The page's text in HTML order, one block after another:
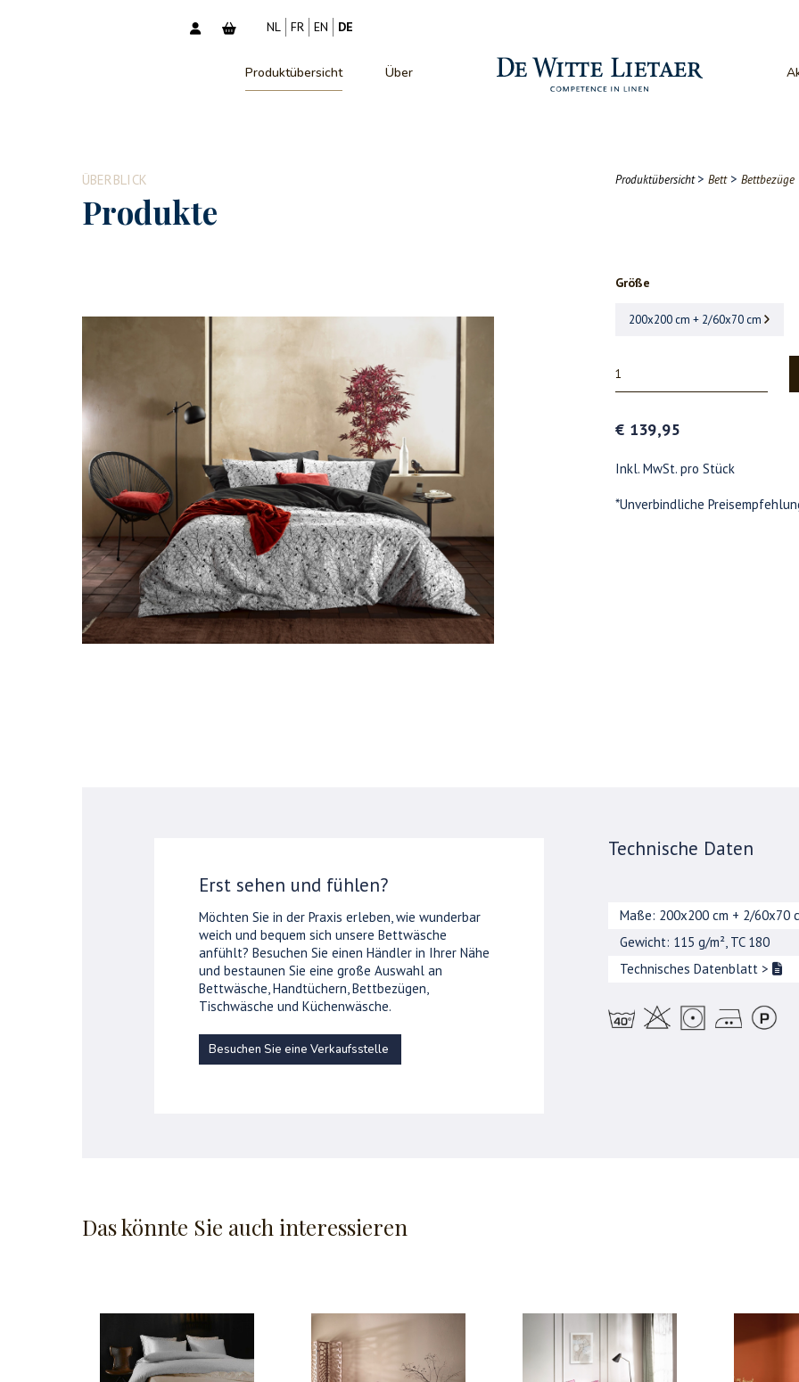
NL FR EN DE
Produktübersicht Über
ÜBERBLICK
Produkte
Produktübersicht > Bett> Bettbezüge
Größe
200x200 cm + 2/60x70 cm
€ 139,95
Inkl. MwSt. pro Stück
*Unverbindliche
Erst sehen und fühlen?
Möchten Sie in der Praxis erleben, wie wunderbar
weich und bequem sich unsere Bettwäsche
anfühlt? Besuchen Sie einen Händler in Ihrer Nähe
und bestaunen Sie eine große Auswahl an
Bettwäsche, Handtüchern, Bettbezügen,
Tischwäsche und Küchenwäsche.
Besuchen Sie eine Verkaufsstelle
Technische Daten
Maße: 200x200 cm + 2/60x70
Gewicht: 115 g/m², TC 180
Technisches Datenblatt >
Das könnte Sie auch interessieren